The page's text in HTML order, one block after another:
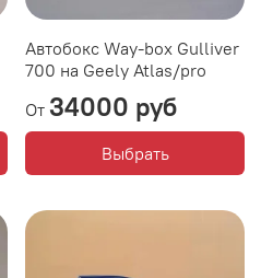
Автобокс Way-box Gulliver
700 на Geely Atlas/pro
От 34000 руб
Выбрать